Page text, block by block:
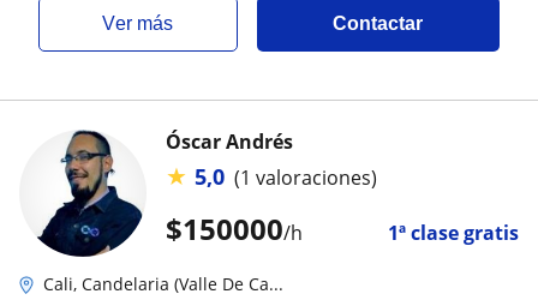
ver más Contactar
$150000/h 1ª clase gratis
Óscar Andrés
★ 5,0 (1 valoraciones)
Cali, Candelaria (Valle De Ca...